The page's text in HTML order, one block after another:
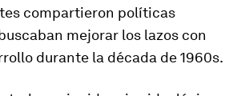
compartieron políticas
mejorar los lazos con
durante la década de 1960s.